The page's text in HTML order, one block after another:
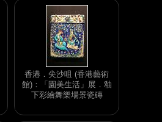
香港．尖沙咀 (香港藝術
館)：「園美生活」展．釉
下彩繪舞樂場景瓷磚